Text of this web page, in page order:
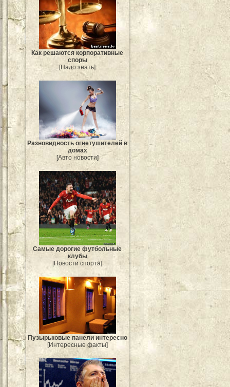
Как решаются корпоративные
споры
[Надо знать]
Разновидность огнетушителей в
домах
[Авто новости]
Самые дорогие футбольные
клубы
[Новости спорта]
Пузырьковые панели интересно
[Интересные факты]